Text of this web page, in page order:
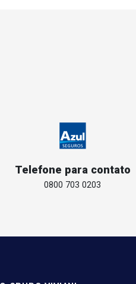
Telefone para contato
0800 703 0203